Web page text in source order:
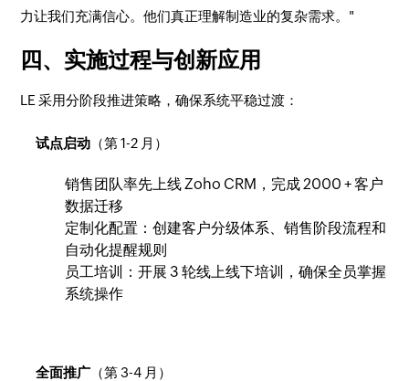
力让我们充满信心。他们真正理解制造业的复杂需求。"
四、实施过程与创新应用
LE 采用分阶段推进策略，确保系统平稳过渡：
试点启动 （第 1-2 月）
销售团队率先上线 Zoho CRM，完成 2000 + 客户
数据迁移
定制化配置：创建客户分级体系、销售阶段流程和
自动化提醒规则
员工培训：开展 3 轮线上线下培训，确保全员掌握
系统操作
全面推广 （第 3-4 月）